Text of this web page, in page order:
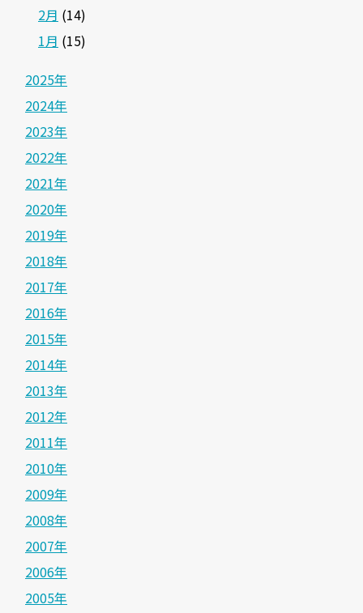
2月 (14)
1月 (15)
2025年
2024年
2023年
2022年
2021年
2020年
2019年
2018年
2017年
2016年
2015年
2014年
2013年
2012年
2011年
2010年
2009年
2008年
2007年
2006年
2005年